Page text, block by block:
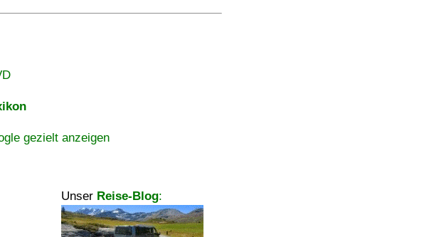
gezielt anzeigen
Unser Reise-Blog: